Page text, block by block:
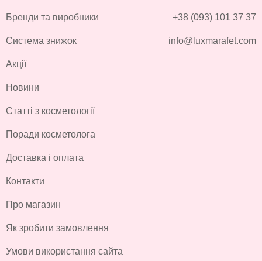
Бренди та виробники
Система знижок
Акції
Новини
Статті з косметології
Поради косметолога
Доставка і оплата
Контакти
Про магазин
Як зробити замовлення
Умови використання сайта
+38 (093) 101 37 37
info@luxmarafet.com